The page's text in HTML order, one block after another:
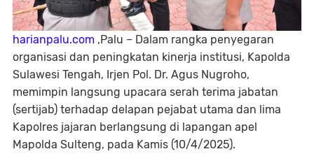
harianpalu.com ,Palu – Dalam rangka penyegaran
organisasi dan peningkatan kinerja institusi, Kapolda
Sulawesi Tengah, Irjen Pol. Dr. Agus Nugroho,
memimpin langsung upacara serah terima jabatan
(sertijab) terhadap delapan pejabat utama dan lima
Kapolres jajaran berlangsung di lapangan apel
Mapolda Sulteng, pada Kamis (10/4/2025).